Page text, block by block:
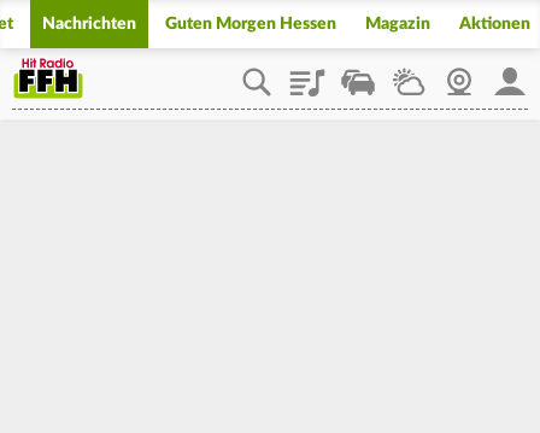
Nachrichten Guten Morgen Hessen Magazin Aktionen
PlaylistStaupilotWetterWebcam